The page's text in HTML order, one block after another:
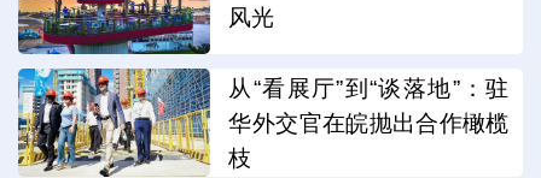
风光
从“看展厅”到“谈落地”：驻
华外交官在皖抛出合作橄榄
枝